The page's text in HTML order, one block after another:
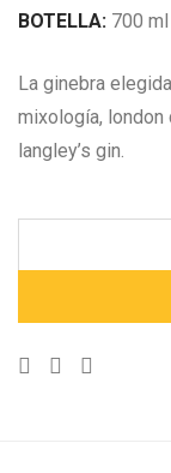
BOTELLA: 700 ml
La ginebra
mixología, london
langley’s gin.